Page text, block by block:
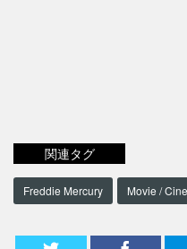
関連タグ
Freddie Mercury Movie /